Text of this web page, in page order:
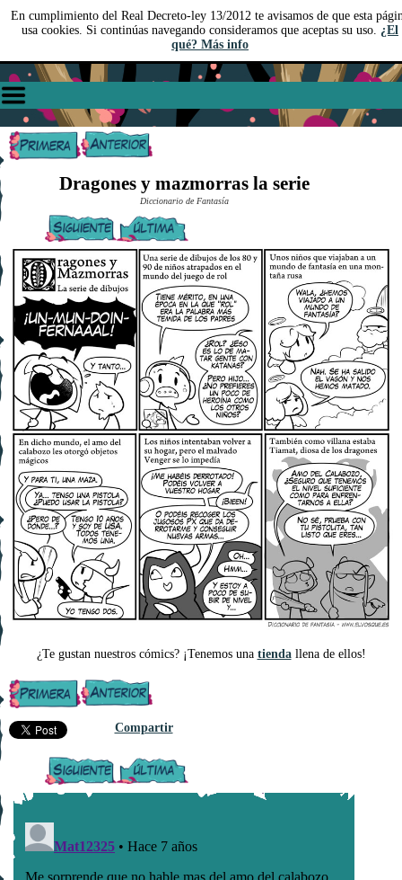
En cumplimiento del Real Decreto-ley 13/2012 te avisamos de que esta
usa cookies. Si continúas navegando consideramos que aceptas su uso. ¿El
qué? Más info
Dragones y mazmorras la serie
Diccionario de Fantasía
¿Te gustan nuestros cómics? ¡Tenemos una tiendallena de ellos!
Compartir